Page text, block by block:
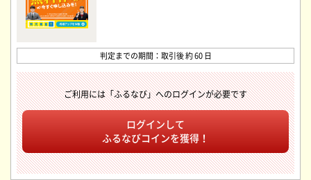
判定までの期間：取引後 約 60 日
ご利用には「ふるなび」へのログインが必要です
ログインして
ふるなびコインを獲得！